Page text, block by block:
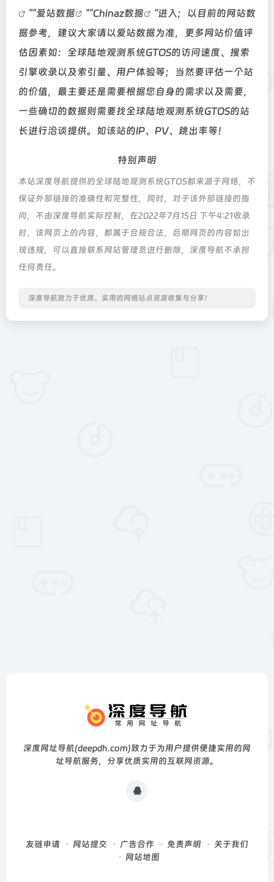
""爱站数据 ""Chinaz数据
"进入；以目前的网站数
据参考，建议大家请以爱站数据为准，更多网站价值评
估因素如：全球陆地观测系统GTOS的访问速度、搜索
引擎收录以及索引量、用户体验等；当然要评估一个站
的价值，最主要还是需要根据您自身的需求以及需要，
一些确切的数据则需要找全球陆地观测系统GTOS的站
长进行洽谈提供。如该站的IP、PV、跳出率等！
特别声明
本站深度导航提供的全球陆地观测系统GTOS都来源于网络，不
保证外部链接的准确性和完整性，同时，对于该外部链接的指
向，不由深度导航实际控制，在2022年7月15日 下午4:21收录
时，该网页上的内容，都属于合规合法，后期网页的内容如出
现违规，可以直接联系网站管理员进行删除，深度导航不承担
任何责任。
深度导航致力于优质、实用的网络站点资源收集与分享！
深度网址导航(deepdh.com)致力于为用户提供便捷实用的网
址导航服务，分享优质实用的互联网资源。
友链申请 网站提交 广告合作 免责声明
关于我们
网站地图